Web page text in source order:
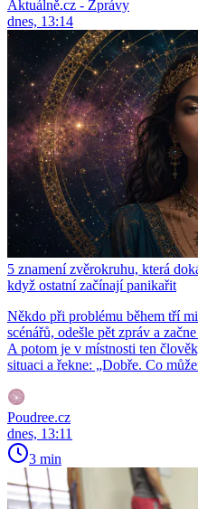
Aktuálně.cz - Zprávy
dnes, 13:14
5 znamení zvěrokruhu, která
když ostatní začínají panikařit
Někdo při problému během tří
scénářů, odešle pět zpráv a
A potom je v místnosti ten
situaci a řekne: „Dobře. Co
Poudree.cz
dnes, 13:11
3 min